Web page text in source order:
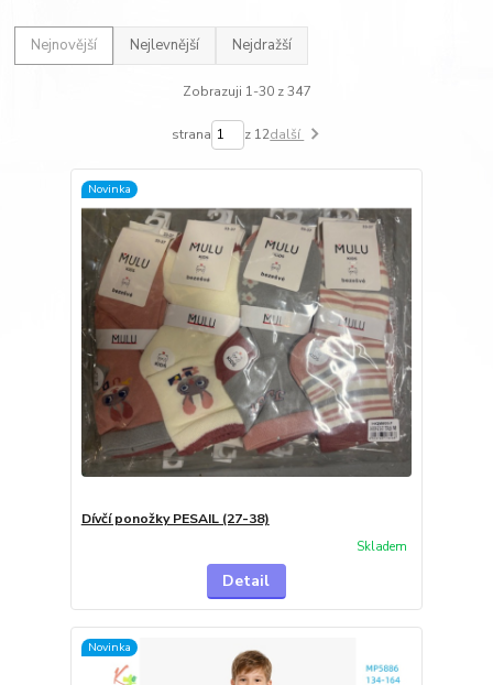
Nejnovější Nejlevnější Nejdražší
Zobrazuji 1-30 z 347
strana z 12další
Novinka
Dívčí ponožky PESAIL (27-38)
Skladem
Detail
Novinka